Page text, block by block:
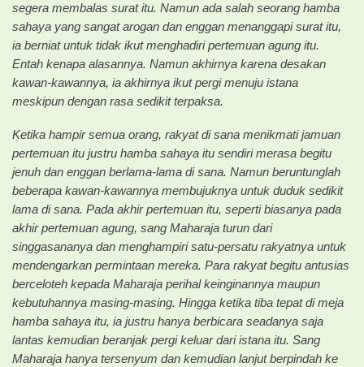
segera membalas surat itu. Namun ada salah seorang hamba
sahaya yang sangat arogan dan enggan menanggapi surat itu,
ia berniat untuk tidak ikut menghadiri pertemuan agung itu.
Entah kenapa alasannya. Namun akhirnya karena desakan
kawan-kawannya, ia akhirnya ikut pergi menuju istana
meskipun dengan rasa sedikit terpaksa.
Ketika hampir semua orang, rakyat di sana menikmati jamuan
pertemuan itu justru hamba sahaya itu sendiri merasa begitu
jenuh dan enggan berlama-lama di sana. Namun beruntunglah
beberapa kawan-kawannya membujuknya untuk duduk sedikit
lama di sana. Pada akhir pertemuan itu, seperti biasanya pada
akhir pertemuan agung, sang Maharaja turun dari
singgasananya dan menghampiri satu-persatu rakyatnya untuk
mendengarkan permintaan mereka. Para rakyat begitu antusias
berceloteh kepada Maharaja perihal keinginannya maupun
kebutuhannya masing-masing. Hingga ketika tiba tepat di meja
hamba sahaya itu, ia justru hanya berbicara seadanya saja
lantas kemudian beranjak pergi keluar dari istana itu. Sang
Maharaja hanya tersenyum dan kemudian lanjut berpindah ke